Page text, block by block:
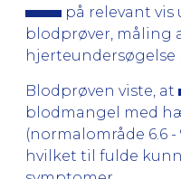
på relevant
blodprøver, måling
hjerteundersøgelse
Blodprøven viste, at
blodmangel med
(normalområde 6.6
hvilket til fulde